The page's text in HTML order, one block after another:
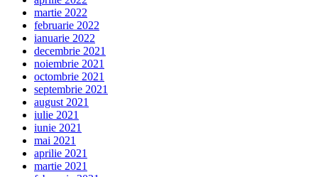
martie 2022
februarie 2022
ianuarie 2022
decembrie 2021
noiembrie 2021
octombrie 2021
septembrie 2021
august 2021
iulie 2021
iunie 2021
mai 2021
aprilie 2021
martie 2021